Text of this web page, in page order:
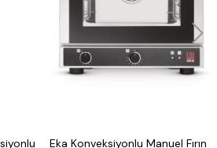
Eka Konveksiyonlu Manuel Fırın